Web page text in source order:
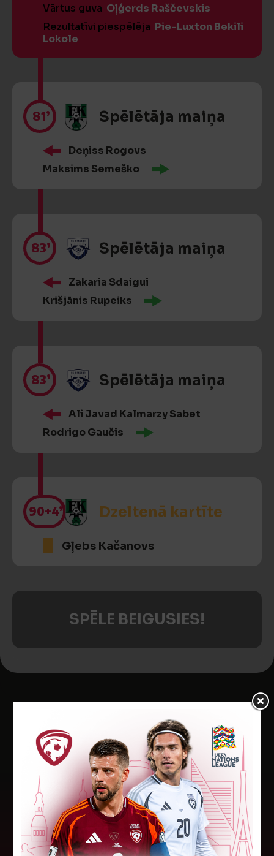
Vārtus guva Oļģerds Raščevskis
Rezultatīvi piespēlēja Pie-Luxton Bekili
Lokole
81’ Spēlētāja maiņa
Deņiss Rogovs
Maksims Semeško
83’ Spēlētāja maiņa
Zakaria Sdaigui
Krišjānis Rupeiks
83’ Spēlētāja maiņa
Ali Javad Kalmarzy Sabet
Rodrigo Gaučis
90+4’ Dzeltenā kartīte
Gļebs Kačanovs
SPĒLE BEIGUSIES!
Jaunākās ziņas